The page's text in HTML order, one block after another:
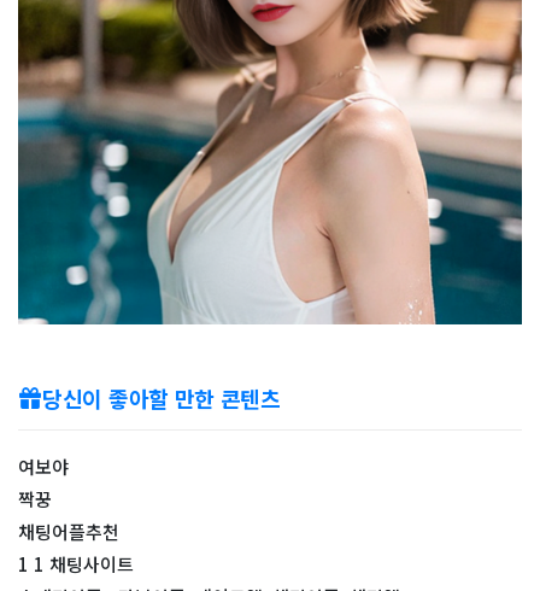
당신이 좋아할 만한 콘텐츠
여보야
짝꿍
채팅어플추천
1 1 채팅사이트